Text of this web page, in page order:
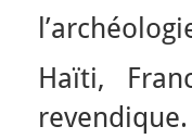
Haïti,